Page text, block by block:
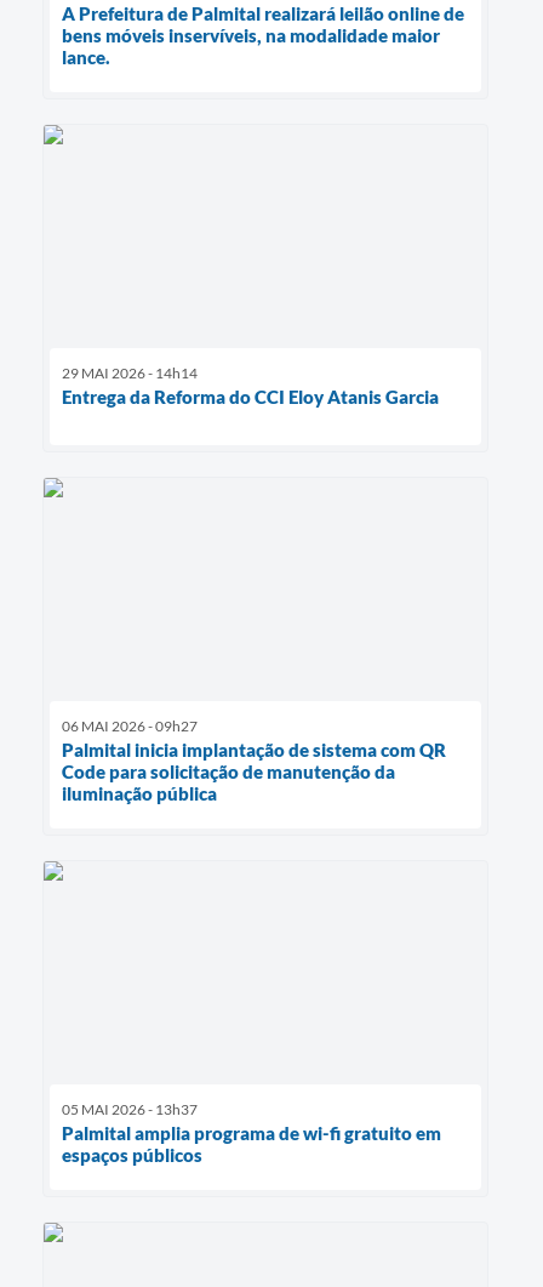
A Prefeitura de Palmital realizará leilão online de
bens móveis inservíveis, na modalidade maior
lance.
29 MAI 2026 - 14h14
Entrega da Reforma do CCI Eloy Atanis Garcia
06 MAI 2026 - 09h27
Palmital inicia implantação de sistema com QR
Code para solicitação de manutenção da
iluminação pública
05 MAI 2026 - 13h37
Palmital amplia programa de wi-fi gratuito em
espaços públicos